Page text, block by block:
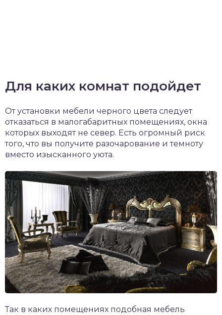
Для каких комнат подойдет
От установки мебели черного цвета следует
отказаться в малогабаритных помещениях, окна
которых выходят не север. Есть огромный риск
того, что вы получите разочарование и темноту
вместо изысканного уюта.
Так в каких помещениях подобная мебель